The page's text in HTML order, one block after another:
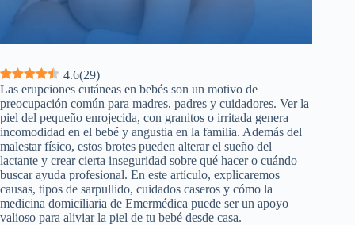
4.6(29)
Las erupciones cutáneas en bebés son un motivo de
preocupación común para madres, padres y cuidadores. Ver la
piel del pequeño enrojecida, con granitos o irritada genera
incomodidad en el bebé y angustia en la familia. Además del
malestar físico, estos brotes pueden alterar el sueño del
lactante y crear cierta inseguridad sobre qué hacer o cuándo
buscar ayuda profesional. En este artículo, explicaremos
causas, tipos de sarpullido, cuidados caseros y cómo la
medicina domiciliaria de Emermédica puede ser un apoyo
valioso para aliviar la piel de tu bebé desde casa.